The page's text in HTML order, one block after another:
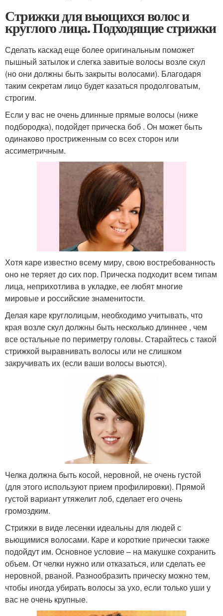
Стрижки для вьющихся волос и
круглого лица. Подходящие стрижки
Сделать каскад еще более оригинальным поможет
пышный затылок и слегка завитые волосы возле скул
(но они должны быть закрыты волосами). Благодаря
таким секретам лицо будет казаться продолговатым,
строгим.
Если у вас не очень длинные прямые волосы (ниже
подбородка), подойдет прическа боб . Он может быть
одинаково простриженным со всех сторон или
ассиметричным.
Хотя каре известно всему миру, свою востребованность
оно не теряет до сих пор. Прическа подходит всем типам
лица, неприхотлива в укладке, ее любят многие
мировые и российские знаменитости.
Делая каре круглолицым, необходимо учитывать, что
края возле скул должны быть несколько длиннее , чем
все остальные по периметру головы. Старайтесь с такой
стрижкой выравнивать волосы или не слишком
закручивать их (если ваши волосы вьются).
Челка должна быть косой, неровной, не очень густой
(для этого используют прием профилировки). Прямой
густой вариант утяжелит лоб, сделает его очень
громоздким.
Стрижки в виде лесенки идеальны для людей с
вьющимися волосами. Каре и короткие прически также
подойдут им. Основное условие – на макушке сохранить
объем. От челки нужно или отказаться, или сделать ее
неровной, рваной. Разнообразить прическу можно тем,
чтобы иногда убирать волосы за ухо, если только уши у
вас не очень крупные.